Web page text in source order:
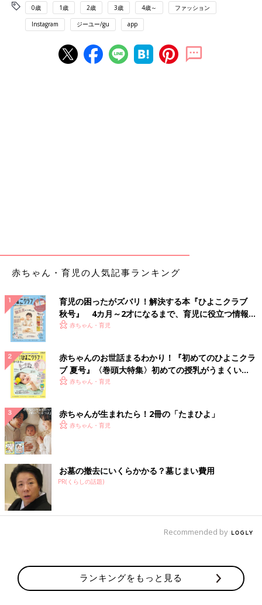
0歳 1歳 2歳 3歳 4歳～ ファッション
Instagram ジーユー/gu app
赤ちゃん・育児の人気記事ランキング
育児の困ったがズバリ！解決する本『ひよこクラブ
秋号』 4カ月～2才になるまで、育児に役立つ情報が
いっぱい！
赤ちゃん・育児
赤ちゃんのお世話まるわかり！『初めてのひよこクラ
ブ 夏号』〈巻頭大特集〉初めての授乳がうまくい
く！ おっぱい・ミルクの基本と夏のトラブル 解決テ
赤ちゃん・育児
赤ちゃんが生まれたら！2冊の「たまひよ」
赤ちゃん・育児
お墓の撤去にいくらかかる？墓じまい費用
PR(くらしの話題)
Recommended by
ランキングをもっと見る